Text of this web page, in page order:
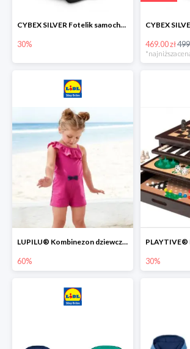
CYBEX SILVER Fotelik samochodowy -30%
30% 469.00 zł
LUPILU® Kombinezon dziewczęcy z bawełny
60% 30%